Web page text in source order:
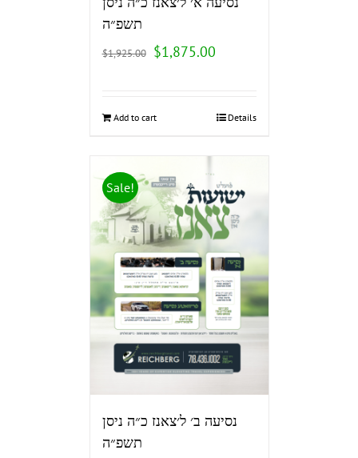
תשפ״ה
$1,925.00 $1,875.00
Add to cart Details
Sale!
נסיעה ב׳ ל׳צאנז כ״ה ניסן
תשפ״ה